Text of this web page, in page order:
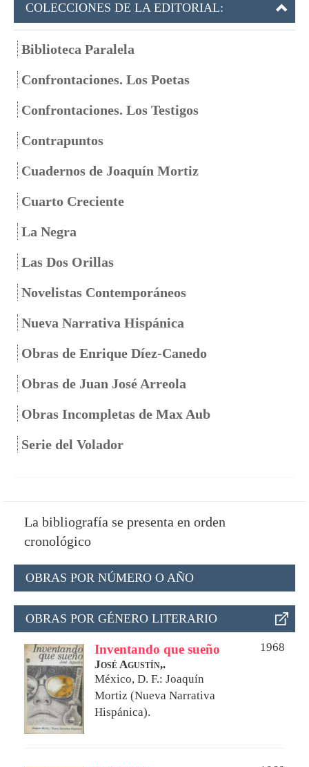
COLECCIONES DE LA EDITORIAL:
Biblioteca Paralela
Confrontaciones. Los Poetas
Confrontaciones. Los Testigos
Contrapuntos
Cuadernos de Joaquín Mortiz
Cuarto Creciente
La Negra
Las Dos Orillas
Novelistas Contemporáneos
Nueva Narrativa Hispánica
Obras de Enrique Díez-Canedo
Obras de Juan José Arreola
Obras Incompletas de Max Aub
Serie del Volador
La bibliografía se presenta en orden
cronológico
OBRAS POR NÚMERO O AÑO
OBRAS POR GÉNERO LITERARIO
Inventando que sueño
1968
José Agustín,.
México, D. F.: Joaquín
Mortiz (Nueva Narrativa
Hispánica).